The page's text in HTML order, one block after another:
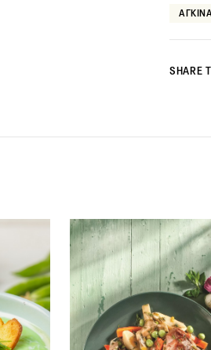
SHARE